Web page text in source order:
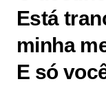
Está
minha
E só